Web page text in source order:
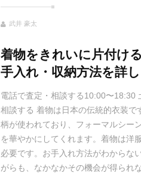
武井 豪太
着物をきれいに片付け
手入れ・収納方法を詳し
電話で査定・相談する10:00〜18:30
相談する 着物は日本の伝統的衣装で
柄が使われており、フォーマルシー
を華やかにしてくれます。着物は洋
必要です。お手入れ方法がわからな
がらも、なかなかその機会が得られ